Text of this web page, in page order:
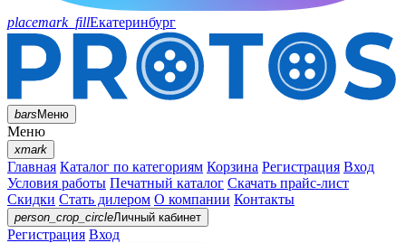
placemark_fillЕкатеринбург
barsМеню
Меню
xmark
Главная Каталог по категориям Корзина Регистрация Вход
Условия работы Печатный каталог Скачать прайс-лист
Скидки Стать дилером О компании Контакты
person_crop_circleЛичный кабинет
Регистрация Вход